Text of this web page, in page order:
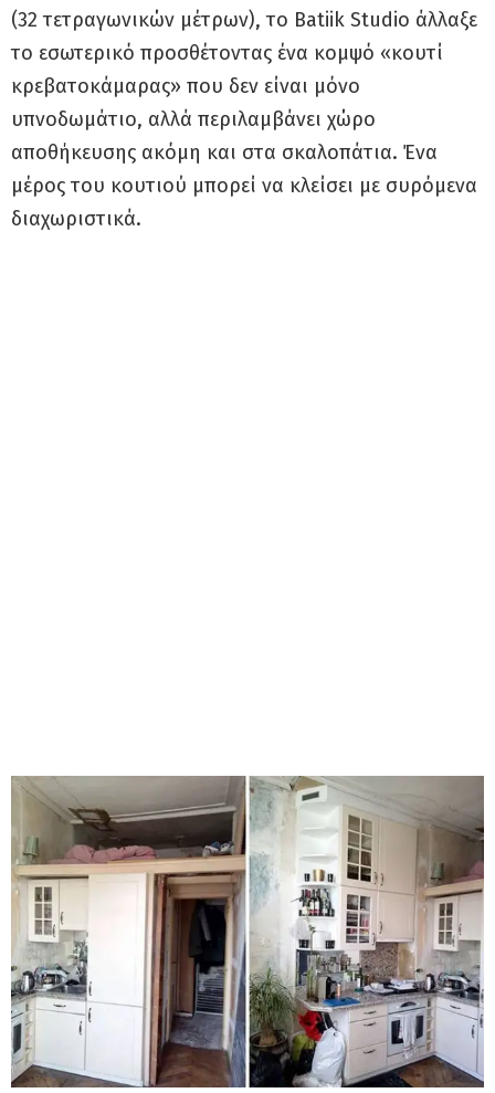
(32 τετραγωνικών μέτρων), το Batiik Studio άλλαξε
το εσωτερικό προσθέτοντας ένα κομψό «κουτί
κρεβατοκάμαρας» που δεν είναι μόνο
υπνοδωμάτιο, αλλά περιλαμβάνει χώρο
αποθήκευσης ακόμη και στα σκαλοπάτια. Ένα
μέρος του κουτιού μπορεί να κλείσει με συρόμενα
διαχωριστικά.